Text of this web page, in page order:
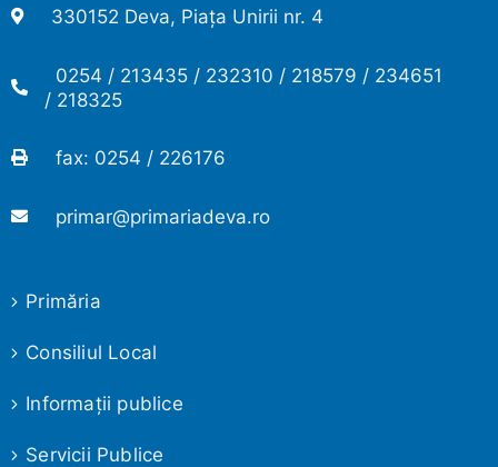
330152 Deva, Piața Unirii nr. 4
0254 / 213435 / 232310 / 218579 / 234651
/ 218325
fax: 0254 / 226176
primar@primariadeva.ro
Primăria
Consiliul Local
Informaţii publice
Servicii Publice